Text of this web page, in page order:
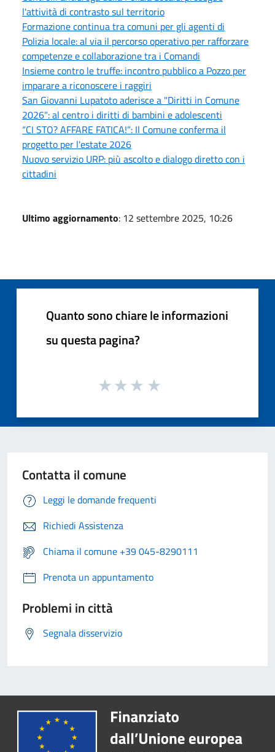
l'attività di contrasto sul territorio
Formazione continua tra comuni per gli agenti di
Polizia locale: al via il percorso operativo per rafforzare
competenze e collaborazione tra i Comandi
Insieme contro le truffe: incontro pubblico a Pozzo per
imparare a riconoscere i raggiri
San Giovanni Lupatoto aderisce a "Diritti in Comune
2026": al centro i diritti di bambini e adolescenti
“CI STO? AFFARE FATICA!”: Il Comune conferma il
progetto per l'estate 2026
Nuovo servizio URP: più ascolto e dialogo diretto con i
cittadini
Ultimo aggiornamento: 12 settembre 2025, 10:26
Quanto sono chiare le informazioni
su questa pagina?
Contatta il comune
Leggi le domande frequenti
Richiedi Assistenza
Chiama il comune +39 045-8290111
Prenota un appuntamento
Problemi in città
Segnala disservizio